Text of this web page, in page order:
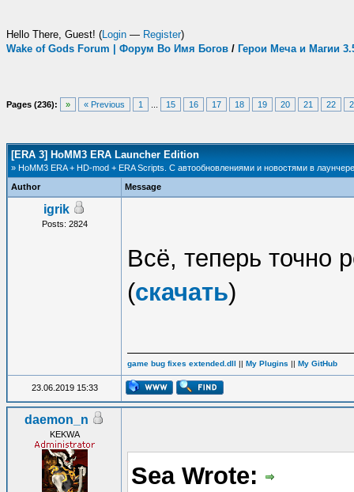
Hello There, Guest! (Login — Register)
Wake of Gods Forum | Форум Во Имя Богов / Герои Меча и Магии
Pages (236): » « Previous 1 15 16 17 18 19 20 21 22
[ERA 3] HoMM3 ERA Launcher Edition
» HoMM3 ERA + HD-mod + ERA Scripts. С автообновлениями и новостями в
Author
Message
igrik
Posts: 2824
Всё, теперь точно
(скачать)
game bug fixes extended.dll || My Plugins || My GitHub
23.06.2019 15:33
daemon_n
KEKWA
Sea Wrote: